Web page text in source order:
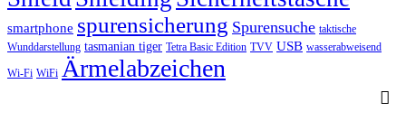
smartphone spurensicherung Spurensuche taktische
Wunddarstellung tasmanian tiger Tetra Basic Edition TVV USB wasserabweisend
Wi-Fi WiFi Ärmelabzeichen